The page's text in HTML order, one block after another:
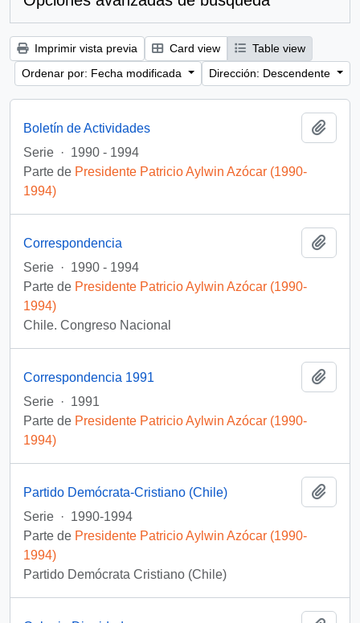
Imprimir vista previa Card view
Table view
Ordenar por: Fecha modificada
Dirección: Descendente
Boletín de Actividades
Serie · 1990 - 1994
Parte de Presidente Patricio Aylwin Azócar (1990-
1994)
Correspondencia
Serie · 1990 - 1994
Parte de Presidente Patricio Aylwin Azócar (1990-
1994)
Chile. Congreso Nacional
Correspondencia 1991
Serie · 1991
Parte de Presidente Patricio Aylwin Azócar (1990-
1994)
Partido Demócrata-Cristiano (Chile)
Serie · 1990-1994
Parte de Presidente Patricio Aylwin Azócar (1990-
1994)
Partido Demócrata Cristiano (Chile)